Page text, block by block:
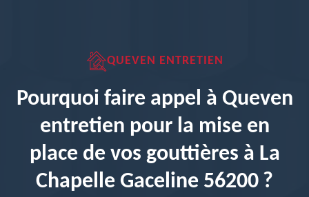
QUEVEN ENTRETIEN
Pourquoi faire appel à Queven
entretien pour la mise en
place de vos gouttières à La
Chapelle Gaceline 56200 ?